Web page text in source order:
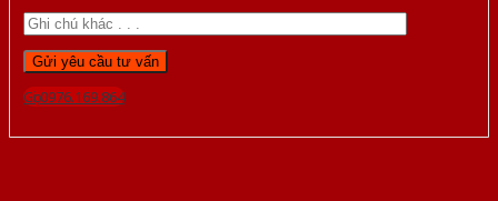
Gọi 0976.169.864